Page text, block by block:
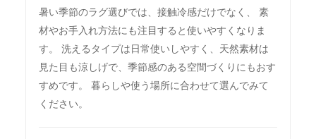
暑い季節のラグ選びでは、接触冷感だけでなく、 素
材やお手入れ方法にも注目すると使いやすくなりま
す。 洗えるタイプは日常使いしやすく、天然素材は
見た目も涼しげで、季節感のある空間づくりにもおす
すめです。 暮らしや使う場所に合わせて選んでみて
ください。